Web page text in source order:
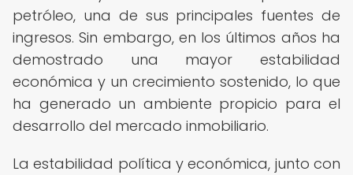
petróleo, una de sus principales fuentes de
ingresos. Sin embargo, en los últimos años ha
demostrado una mayor estabilidad
económica y un crecimiento sostenido, lo que
ha generado un ambiente propicio para el
desarrollo del mercado inmobiliario.
La estabilidad política y económica, junto con